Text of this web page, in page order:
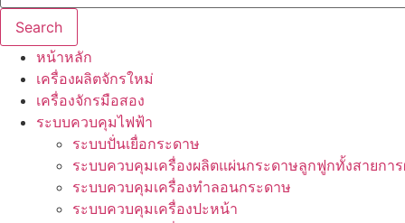
Search
หน้าหลัก
เครื่องผลิตจักรใหม่
เครื่องจักรมือสอง
ระบบควบคุมไฟฟ้า
ระบบปั่นเยื่อกระดาษ
ระบบควบคุมเครื่องผลิตแผ่นกระดาษลูกฟูกทั้งสายกา
ระบบควบคุมเครื่องทำลอนกระดาษ
ระบบควบคุมเครื่องปะหน้า